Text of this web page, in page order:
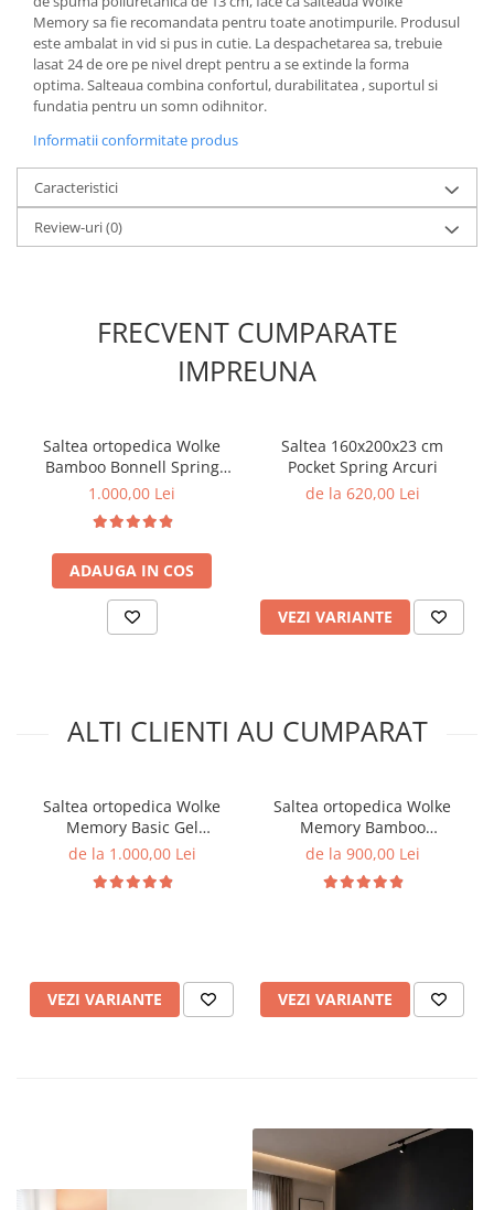
Memory sa fie recomandata pentru toate anotimpurile. Produsul
este ambalat in vid si pus in cutie. La despachetarea sa, trebuie
lasat 24 de ore pe nivel drept pentru a se extinde la forma
optima. Salteaua combina confortul, durabilitatea , suportul si
fundatia pentru un somn odihnitor.
Informatii conformitate produs
Caracteristici
Review-uri(0)
FRECVENT CUMPARATE
IMPREUNA
Saltea ortopedica Wolke
Bamboo Bonnell Spring
Confort 180x200x23 cm, cu
spuma poliuretanica 3 cm,
fermitate moale
1.000,00 Lei
ADAUGA IN COS
Saltea 160x200x23 cm
Pocket Spring Arcuri
de la 620,00 Lei
VEZI VARIANTE
ALTI CLIENTI AU CUMPARAT
Saltea ortopedica Wolke
Memory Basic Gel
160x200x23 cm, husa
spuma memory gel, 6 cm
de la 1.000,00 Lei
VEZI VARIANTE
Saltea ortopedica Wolke
Memory Bamboo
180x200x20 cm, husa
spuma memory gel, 19 cm
de la 900,00 Lei
VEZI VARIANTE